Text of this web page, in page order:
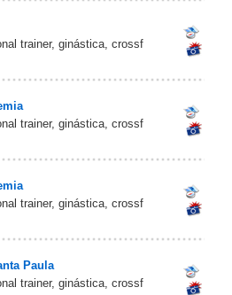
trainer, ginástica, crossf
trainer, ginástica, crossf
trainer, ginástica, crossf
Paula
trainer, ginástica, crossf